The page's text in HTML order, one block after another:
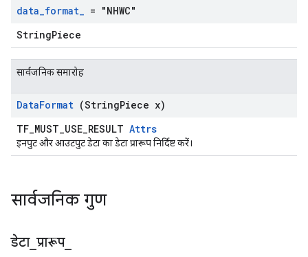
data_format_ = "NHWC"
StringPiece
सार्वजनिक समारोह
DataFormat (StringPiece x)
TF_MUST_USE_RESULT Attrs
इनपुट और आउटपुट डेटा का डेटा प्रारूप निर्दिष्ट करें।
सार्वजनिक गुण
डेटा_ प्रारूप_